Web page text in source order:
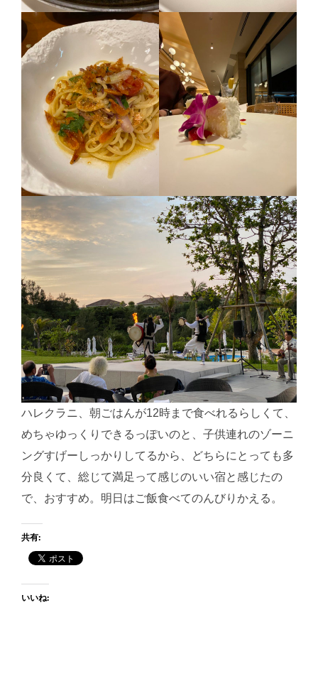
ハレクラニ、朝ごはんが12時まで食べれるらしくて、
めちゃゆっくりできるっぽいのと、子供連れのゾーニ
ングすげーしっかりしてるから、どちらにとっても多
分良くて、総じて満足って感じのいい宿と感じたの
で、おすすめ。明日はご飯食べてのんびりかえる。
共有:
いいね: